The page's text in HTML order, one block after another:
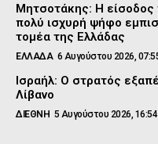
Μητσοτάκης: Η είσοδος
πολύ ισχυρή ψήφο
τομέα της Ελλάδας
ΕΛΛΑΔΑ 6 Αυγούστου 2026,
Ισραήλ: Ο στρατός
Λίβανο
ΔΙΕΘΝΗ 5 Αυγούστου 2026, 16:54